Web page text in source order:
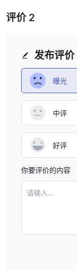
发布评价
曝光
中评
好评
你要评价的内容
请输入...
评价2